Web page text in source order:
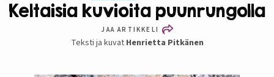
Keltaisia kuvioita puunrungolla
JAA ARTIKKELI
Teksti ja kuvat Henrietta Pitkänen